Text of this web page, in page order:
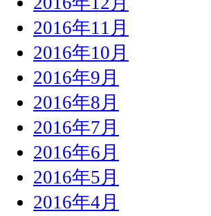
2016年11月
2016年10月
2016年9月
2016年8月
2016年7月
2016年6月
2016年5月
2016年4月